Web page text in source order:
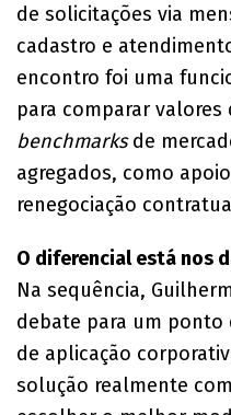
de solicitações via
cadastro e
encontro foi uma
para comparar
benchmarksde
agregados, como
renegociação
O diferencial está nos
Na sequência,
debate para um ponto
de aplicação
solução realmente